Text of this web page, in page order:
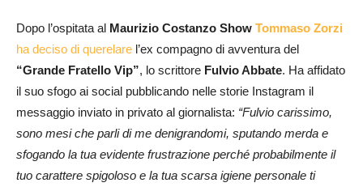
Dopo l’ospitata al Maurizio Costanzo Show Tommaso Zorzi
ha deciso di querelare l’ex compagno di avventura del
“Grande Fratello Vip”, lo scrittore Fulvio Abbate. Ha affidato
il suo sfogo ai social pubblicando nelle storie Instagram il
messaggio inviato in privato al giornalista: “Fulvio carissimo,
sono mesi che parli di me denigrandomi, sputando merda e
sfogando la tua evidente frustrazione perché probabilmente il
tuo carattere spigoloso e la tua scarsa igiene personale ti